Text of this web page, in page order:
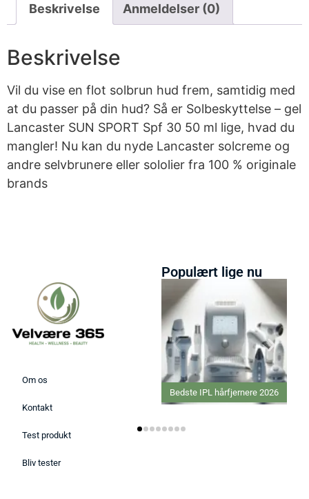
Beskrivelse Anmeldelser (0)
Beskrivelse
Vil du vise en flot solbrun hud frem, samtidig med
at du passer på din hud? Så er Solbeskyttelse – gel
Lancaster SUN SPORT Spf 30 50 ml lige, hvad du
mangler! Nu kan du nyde Lancaster solcreme og
andre selvbrunere eller sololier fra 100 % originale
brands
Om os
Kontakt
Test produkt
Bliv tester
Populært lige nu
Bedste IPL hårfjernere 2026